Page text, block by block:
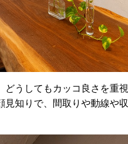
うしてもカッコ良さを
知りで、間取りや動線や